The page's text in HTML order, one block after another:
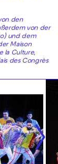
den
von der
und dem
Maison
la Culture,
des Congrès